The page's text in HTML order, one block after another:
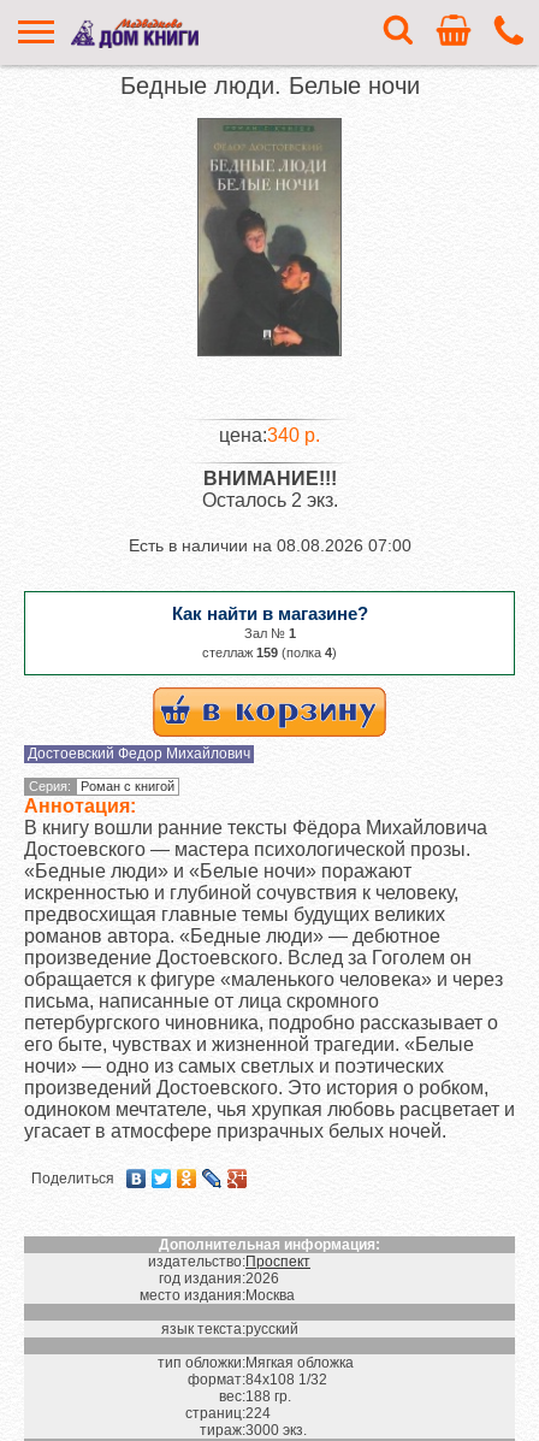
Бедные люди. Белые ночи
Достоевский Федор Михайлович
Серия: Роман с книгой
Аннотация:
В книгу вошли ранние тексты Фёдора Михайловича
Достоевского — мастера психологической прозы.
«Бедные люди» и «Белые ночи» поражают
искренностью и глубиной сочувствия к человеку,
предвосхищая главные темы будущих великих
романов автора. «Бедные люди» — дебютное
произведение Достоевского. Вслед за Гоголем он
обращается к фигуре «маленького человека» и через
письма, написанные от лица скромного
петербургского чиновника, подробно рассказывает о
его быте, чувствах и жизненной трагедии. «Белые
ночи» — одно из самых светлых и поэтических
произведений Достоевского. Это история о робком,
одиноком мечтателе, чья хрупкая любовь расцветает и
угасает в атмосфере призрачных белых ночей.
Поделиться
Дополнительная информация:
издательство:Проспект
год издания:2026
место издания:Москва
язык текста:русский
тип обложки:Мягкая обложка
формат:84х108 1/32
вес:188 гр.
страниц:224
тираж:3000 экз.
цена:340 р.
ВНИМАНИЕ!!!
Осталось 2 экз.
Есть в наличии на 08.08.2026 07:00
Как найти в магазине?
Зал № 1
cтеллаж 159 (полка 4)